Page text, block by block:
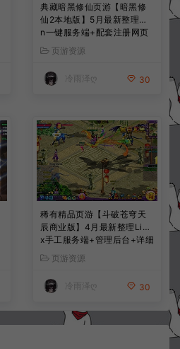
典藏暗黑修仙页游【暗黑修
仙2本地版】5月最新整理Wi
n一键服务端+配套注册网页
+GM工具+PC客户端+详细
搭建教程
页游资源
冷雨泽ღ 30
稀有精品页游【斗破苍穹天
辰商业版】4月最新整理Linu
x手工服务端+管理后台+详细
外网搭建教程
页游资源
冷雨泽ღ 30